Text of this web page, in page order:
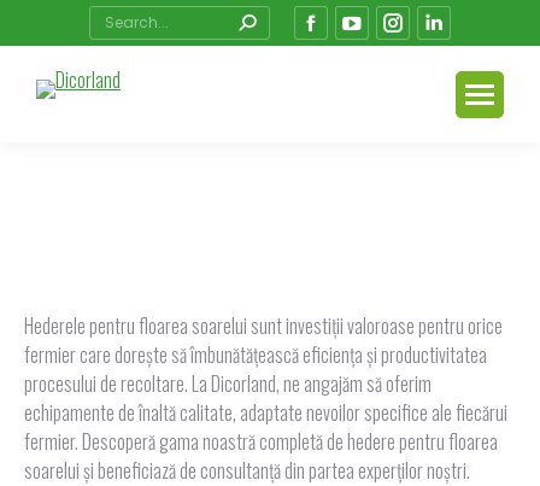
Search:
Facebook
page
YouTube
page
Instagram
page page
opens
Hederele pentru floarea soarelui sunt investiții valoroase pentru orice
fermier care dorește să îmbunătățească eficiența și productivitatea
procesului de recoltare. La Dicorland, ne angajăm să oferim
echipamente de înaltă calitate, adaptate nevoilor specifice ale fiecărui
fermier. Descoperă gama noastră completă de hedere pentru floarea
soarelui și beneficiază de consultanță din partea experților noștri.